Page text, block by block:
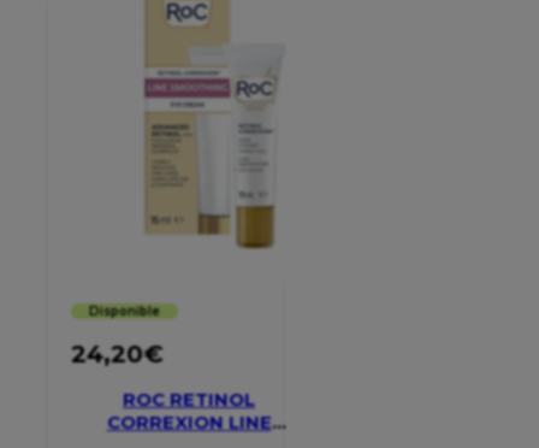
Disponible
24,20€
ROC RETINOL
CORREXION LINE